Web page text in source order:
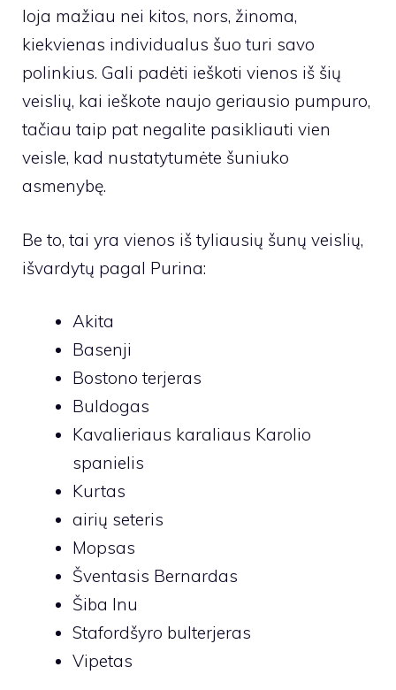
loja mažiau nei kitos, nors, žinoma,
kiekvienas individualus šuo turi savo
polinkius. Gali padėti ieškoti vienos iš šių
veislių, kai ieškote naujo geriausio pumpuro,
tačiau taip pat negalite pasikliauti vien
veisle, kad nustatytumėte šuniuko
asmenybę.
Be to, tai yra vienos iš tyliausių šunų veislių,
išvardytų pagal Purina:
Akita
Basenji
Bostono terjeras
Buldogas
Kavalieriaus karaliaus Karolio
spanielis
Kurtas
airių seteris
Mopsas
Šventasis Bernardas
Šiba Inu
Stafordšyro bulterjeras
Vipetas